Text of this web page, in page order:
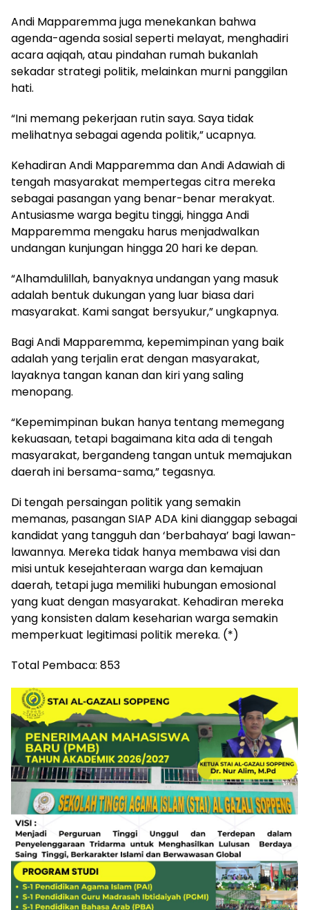
Andi Mapparemma juga menekankan bahwa
agenda-agenda sosial seperti melayat, menghadiri
acara aqiqah, atau pindahan rumah bukanlah
sekadar strategi politik, melainkan murni panggilan
hati.
“Ini memang pekerjaan rutin saya. Saya tidak
melihatnya sebagai agenda politik,” ucapnya.
Kehadiran Andi Mapparemma dan Andi Adawiah di
tengah masyarakat mempertegas citra mereka
sebagai pasangan yang benar-benar merakyat.
Antusiasme warga begitu tinggi, hingga Andi
Mapparemma mengaku harus menjadwalkan
undangan kunjungan hingga 20 hari ke depan.
“Alhamdulillah, banyaknya undangan yang masuk
adalah bentuk dukungan yang luar biasa dari
masyarakat. Kami sangat bersyukur,” ungkapnya.
Bagi Andi Mapparemma, kepemimpinan yang baik
adalah yang terjalin erat dengan masyarakat,
layaknya tangan kanan dan kiri yang saling
menopang.
“Kepemimpinan bukan hanya tentang memegang
kekuasaan, tetapi bagaimana kita ada di tengah
masyarakat, bergandeng tangan untuk memajukan
daerah ini bersama-sama,” tegasnya.
Di tengah persaingan politik yang semakin
memanas, pasangan SIAP ADA kini dianggap sebagai
kandidat yang tangguh dan ‘berbahaya’ bagi lawan-
lawannya. Mereka tidak hanya membawa visi dan
misi untuk kesejahteraan warga dan kemajuan
daerah, tetapi juga memiliki hubungan emosional
yang kuat dengan masyarakat. Kehadiran mereka
yang konsisten dalam keseharian warga semakin
memperkuat legitimasi politik mereka. (*)
Total Pembaca: 853